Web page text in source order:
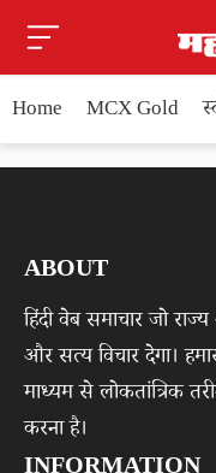
Home MCX Gold
ABOUT
हिंदी वेब समाचार जो
और सत्य विचार देगा।
माध्यम से लोकतांत्रिक
करना है।